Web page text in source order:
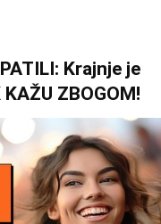
Krajnje je
ZBOGOM!